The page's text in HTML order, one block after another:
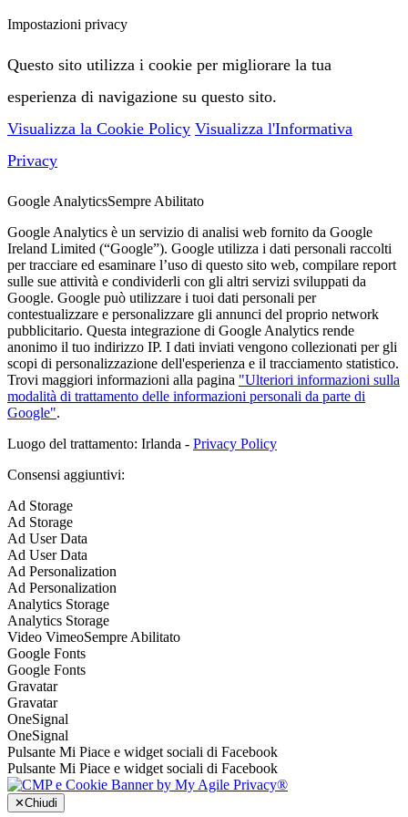
Impostazioni privacy
Questo sito utilizza i cookie per migliorare la tua
esperienza di navigazione su questo sito.
Visualizza la Cookie Policy Visualizza l'Informativa
Privacy
Google AnalyticsSempre Abilitato
Google Analytics è un servizio di analisi web fornito da Google
Ireland Limited (“Google”). Google utilizza i dati personali raccolti
per tracciare ed esaminare l’uso di questo sito web, compilare report
sulle sue attività e condividerli con gli altri servizi sviluppati da
Google. Google può utilizzare i tuoi dati personali per
contestualizzare e personalizzare gli annunci del proprio network
pubblicitario. Questa integrazione di Google Analytics rende
anonimo il tuo indirizzo IP. I dati inviati vengono collezionati per gli
scopi di personalizzazione dell'esperienza e il tracciamento statistico.
Trovi maggiori informazioni alla pagina "Ulteriori informazioni sulla
modalità di trattamento delle informazioni personali da parte di
Google".
Luogo del trattamento: Irlanda - Privacy Policy
Consensi aggiuntivi:
Ad Storage
Ad Storage
Ad User Data
Ad User Data
Ad Personalization
Ad Personalization
Analytics Storage
Analytics Storage
Video VimeoSempre Abilitato
Google Fonts
Google Fonts
Gravatar
Gravatar
OneSignal
OneSignal
Pulsante Mi Piace e widget sociali di Facebook
Pulsante Mi Piace e widget sociali di Facebook
✕Chiudi